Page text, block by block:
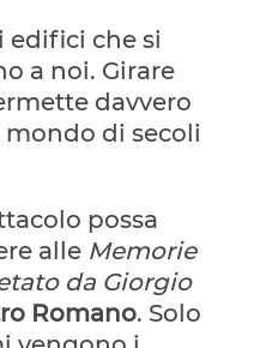
edifici che si
a noi. Girare
davvero
mondo di secoli
possa
alle Memorie
da Giorgio
Romano. Solo